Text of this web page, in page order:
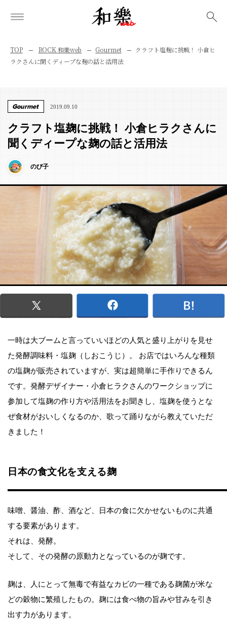
TOP ROCK 和樂web Gourmet
クラフト塩麹に挑戦！ 小倉ヒ
ラクさんに聞くディープな麹の話と活用法
Gourmet 2019.09.10
クラフト塩麹に挑戦！ 小倉ヒラクさんに
聞くディープな麹の話と活用法
のび子
一時は大ブームと言っていいほどの人気と盛り上がりを見せ
た発酵調味料・塩麹（しおこうじ）。 お店ではいろんな種類
の塩麹が販売されていますが、実は超簡単に手作りできるん
です。発酵デザイナー・小倉ヒラクさんのワークショップに
参加して塩麹の作り方や活用法をお聞きし、塩麹を使うとな
ぜ食材がおいしくなるのか、歌って踊りながら教えていただ
きました！
日本の食文化を支える麹
味噌、醤油、酢、酒など、日本の食に欠かせないものに共通
する要素があります。
それは、発酵。
そして、その発酵の原動力となっているのが麹です。
麹は、人にとって無毒で有益なカビの一種である麹菌が米な
どの穀物に繁殖したもの。麹には食べ物の旨みや甘みを引き
出す力があります。